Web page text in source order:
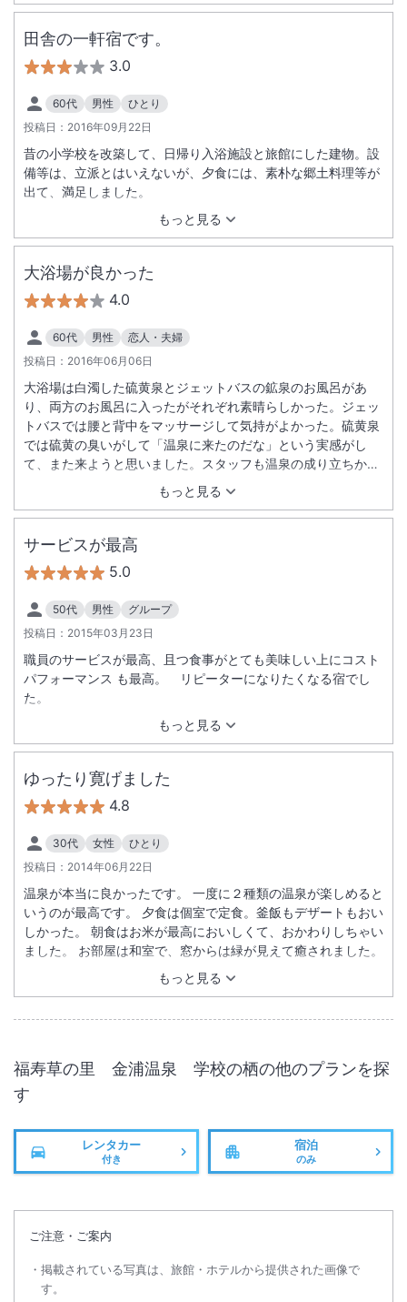
田舎の一軒宿です。
3.0
60代 男性
ひとり
投稿日： 2016年09月22日
もっと見る
昔の小学校を改築して、日帰り入浴施設と旅館にした建物。設
備等は、立派とはいえないが、夕食には、素朴な郷土料理等が
出て、満足しました。
大浴場が良かった
4.0
60代 男性
恋人・夫婦
投稿日： 2016年06月06日
もっと見る
大浴場は白濁した硫黄泉とジェットバスの鉱泉のお風呂があ
り、両方のお風呂に入ったがそれぞれ素晴らしかった。ジェッ
トバスでは腰と背中をマッサージして気持がよかった。硫黄泉
では硫黄の臭いがして「温泉に来たのだな」という実感がし
て、また来ようと思いました。スタッフも温泉の成り立ちから
説明してくれて大変良かった。
サービスが最高
5.0
50代 男性
グループ
投稿日： 2015年03月23日
もっと見る
職員のサービスが最高、且つ食事がとても美味しい上にコスト
パフォーマンス も最高。 リピーターになりたくなる宿でし
た。
ゆったり寛げました
4.8
30代 女性
ひとり
投稿日： 2014年06月22日
もっと見る
温泉が本当に良かったです。 一度に２種類の温泉が楽しめると
いうのが最高です。 夕食は個室で定食。釜飯もデザートもおい
しかった。 朝食はお米が最高においしくて、おかわりしちゃい
ました。 お部屋は和室で、窓からは緑が見えて癒されました。
福寿草の里 金浦温泉 学校の栖の他のプランを探
す
レンタカー
付き
宿泊
のみ
ご注意・ご案内
掲載されている写真は、旅館・ホテルから提供された画像で
す。